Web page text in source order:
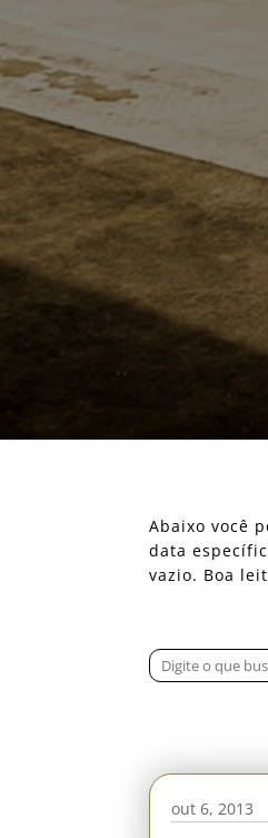
Abaixo você
data
vazio. Boa
out 6, 2013